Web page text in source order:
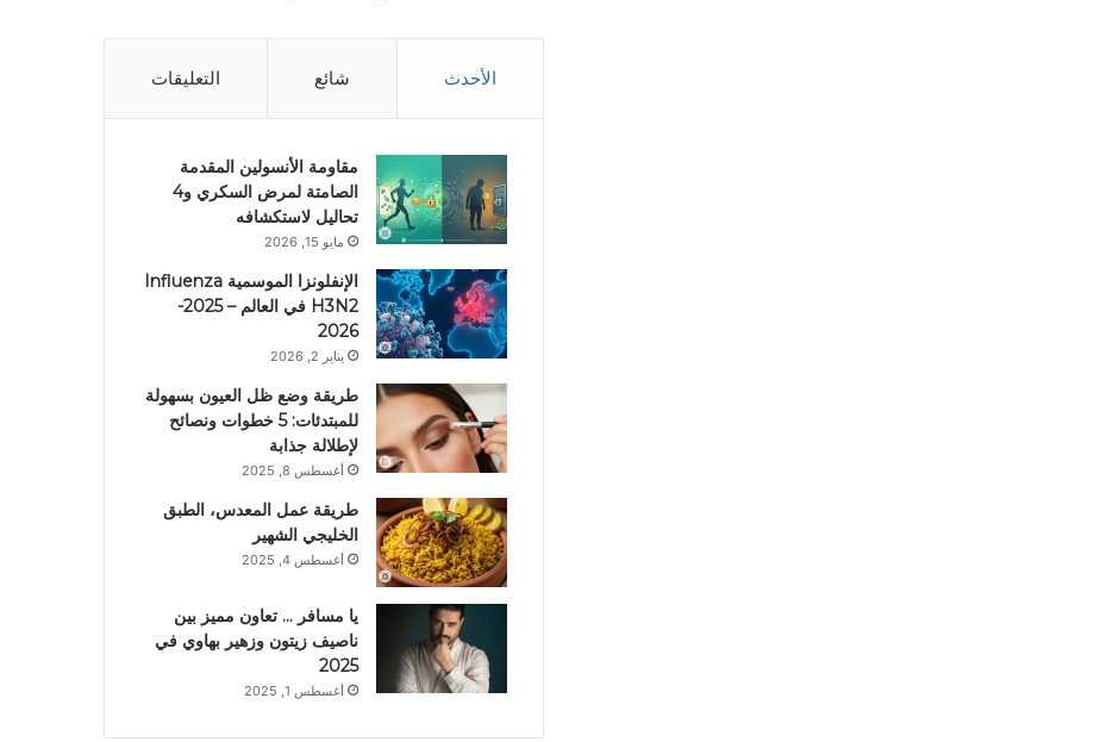
الأحدث شائع التعليقات
مقاومة الأنسولين المقدمة
الصامتة لمرض السكري و4
تحاليل لاستكشافه
مايو 15, 2026
الإنفلونزا الموسمية Influenza
H3N2 في العالم – 2025-
2026
يناير 2, 2026
طريقة وضع ظل العيون بسهولة
للمبتدئات: 5 خطوات ونصائح
لإطلالة جذابة
أغسطس 8, 2025
طريقة عمل المعدس، الطبق
الخليجي الشهير
أغسطس 4, 2025
يا مسافر … تعاون مميز بين
ناصيف زيتون وزهير بهاوي في
2025
أغسطس 1, 2025